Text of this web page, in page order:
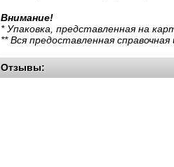
Внимание!
* Упаковка, представленная на
** Вся предоставленная
Отзывы: